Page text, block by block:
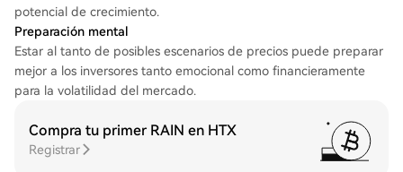
potencial de crecimiento.
Preparación mental
Estar al tanto de posibles escenarios de precios puede preparar
mejor a los inversores tanto emocional como financieramente
para la volatilidad del mercado.
Compra tu primer RAIN en HTX
Registrar